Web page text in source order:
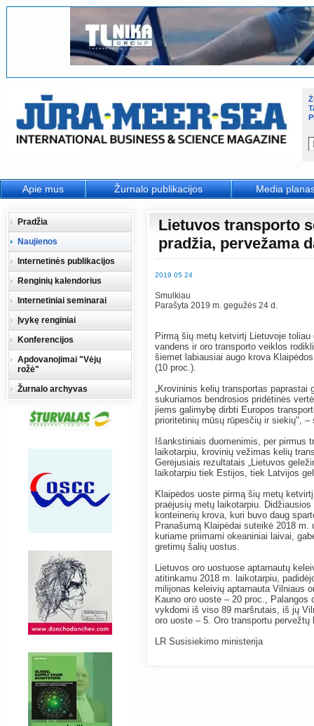
Lietuvos transporto
pradžia, pervežama
2019 05 24
Smulkiau
Parašyta 2019 m. gegužės 24 d.
Pirmą šių metų ketvirtį Lietuvoje
vandens ir oro transporto veiklos
šiemet labiausiai augo krova
(10 proc.).
„Krovininis kelių transportas paprastai
sukuriamos bendrosios pridėtinės
jiems galimybę dirbti Europos
prioritetinių mūsų rūpesčių ir siekių",
Išankstiniais duomenimis, per pirmus
laikotarpiu, krovinių vežimas kelių
Gerėjusiais rezultatais „Lietuvos
laikotarpiu tiek Estijos, tiek Latvijos
Klaipėdos uoste pirmą šių metų
praėjusių metų laikotarpiu.
konteinerių krova, kuri buvo daug
Pranašumą Klaipėdai suteikė 2018
kuriame priimami okeaniniai laivai,
gretimų šalių uostus.
Lietuvos oro uostuose aptarnautų
atitinkamu 2018 m. laikotarpiu,
milijonas keleivių aptarnauta Vilniaus
Kauno oro uoste – 20 proc.,
vykdomi iš viso 89 maršrutais, iš jų
oro uoste – 5. Oro transportu
LR Susisiekimo ministerija
Pradžia
Naujienos
Internetinės publikacijos
Renginių kalendorius
Internetiniai seminarai
Įvykę renginiai
Konferencijos
Apdovanojimai "Vėjų
rožė"
Žurnalo archyvas
Apie mus Žurnalo publikacijos Media